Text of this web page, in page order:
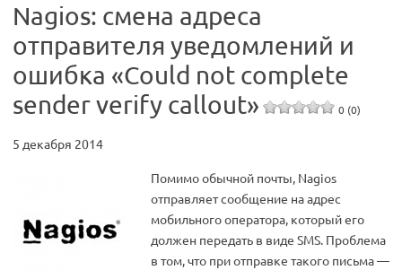
Nagios: смена адреса
отправителя уведомлений и
ошибка «Could not complete
sender verify callout»
0 (0)
5 декабря 2014
Помимо обычной почты, Nagios
отправляет сообщение на адрес
мобильного оператора, который его
должен передать в виде SMS. Проблема
в том, что при отправке такого письма —